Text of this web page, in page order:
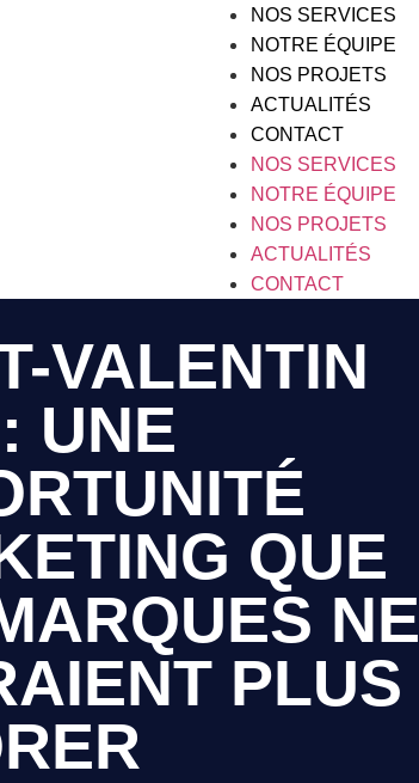
NOS SERVICES
NOTRE ÉQUIPE
NOS PROJETS
ACTUALITÉS
CONTACT
NOS SERVICES
NOTRE ÉQUIPE
NOS PROJETS
ACTUALITÉS
CONTACT
VALENTIN
UNE
QUE
NE
PLUS